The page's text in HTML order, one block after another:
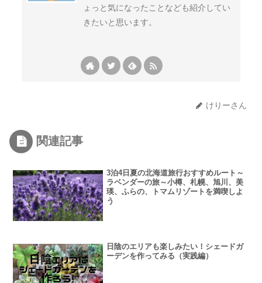
ょっと気になったことなども紹介してい
きたいと思います。
けりーさん
関連記事
3泊4日夏の北海道旅行おすすめルート～
ラベンダーの旅～小樽、札幌、旭川、美
瑛、ふらの、トマムリゾートを満喫しよ
う
日陰のエリアも楽しみたい！シェードガ
ーデンを作ってみる（実践編）